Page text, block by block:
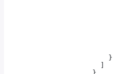
                          }
                        ]
                      }